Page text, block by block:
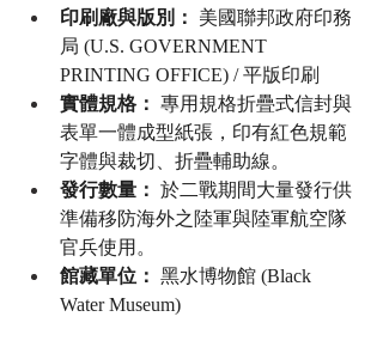
印刷廠與版別：
美國聯邦政府印務
局 (U.S. GOVERNMENT
PRINTING OFFICE) / 平版印刷
實體規格： 專用規格折疊式信封與
表單一體成型紙張，印有紅色規範
字體與裁切、折疊輔助線。
發行數量： 於二戰期間大量發行供
準備移防海外之陸軍與陸軍航空隊
官兵使用。
館藏單位： 黑水博物館 (Black
Water Museum)